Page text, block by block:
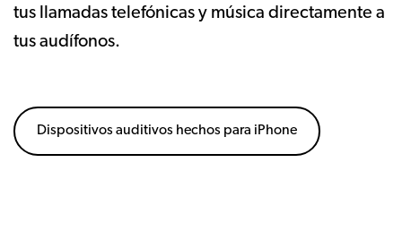
tus llamadas telefónicas y música directamente a
tus audífonos.
Dispositivos auditivos hechos para iPhone